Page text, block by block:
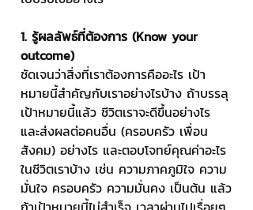
1. รู้ผลลัพธ์ที่ต้องการ (Know your
outcome)
ชัดเจนว่าสิ่งที่เราต้องการคืออะไร เป้า
หมายนี้สำคัญกับเราอย่างไรบ้าง ถ้าบรรลุ
เป้าหมายนี้แล้ว ชีวิตเราจะดีขึ้นอย่างไร
และส่งผลต่อคนอื่น (ครอบครัว เพื่อน
สังคม) อย่างไร และตอบโจทย์คุณค่าอะไร
ในชีวิตเราบ้าง เช่น ความภาคภูมิใจ ความ
มั่นใจ ครอบครัว ความมั่นคง เป็นต้น แล้ว